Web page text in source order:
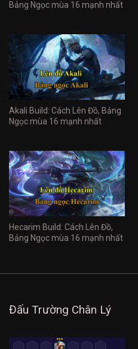
Bảng Ngọc mùa 16 mạnh nhất
Akali Build: Cách Lên Đồ, Bảng
Ngọc mùa 16 mạnh nhất
Hecarim Build: Cách Lên Đồ,
Bảng Ngọc mùa 16 mạnh nhất
Đấu Trường Chân Lý